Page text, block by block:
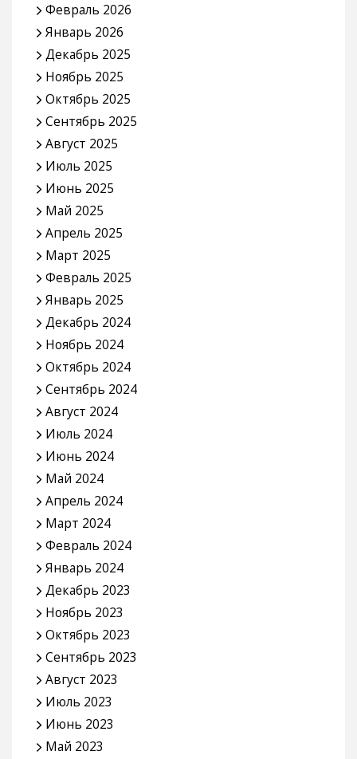
Февраль 2026
Январь 2026
Декабрь 2025
Ноябрь 2025
Октябрь 2025
Сентябрь 2025
Август 2025
Июль 2025
Июнь 2025
Май 2025
Апрель 2025
Март 2025
Февраль 2025
Январь 2025
Декабрь 2024
Ноябрь 2024
Октябрь 2024
Сентябрь 2024
Август 2024
Июль 2024
Июнь 2024
Май 2024
Апрель 2024
Март 2024
Февраль 2024
Январь 2024
Декабрь 2023
Ноябрь 2023
Октябрь 2023
Сентябрь 2023
Август 2023
Июль 2023
Июнь 2023
Май 2023